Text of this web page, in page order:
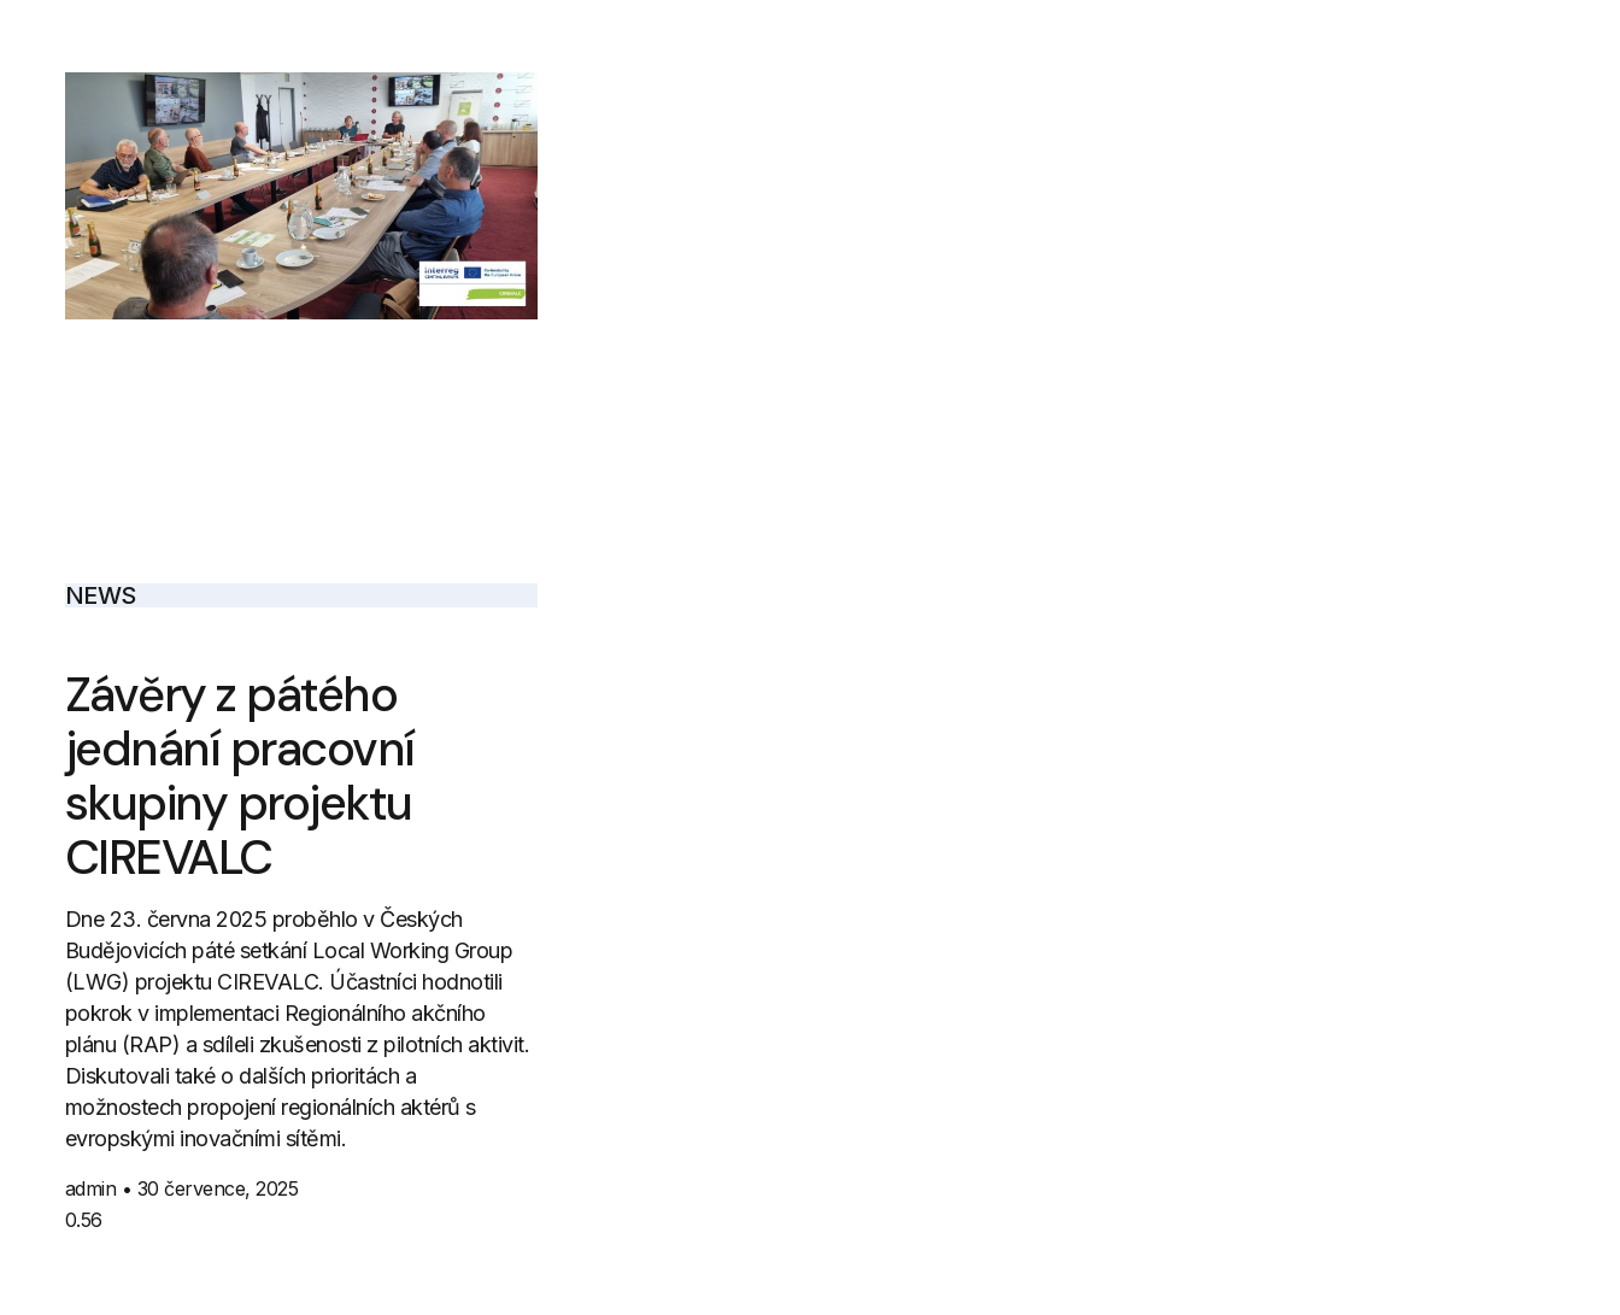
NEWS
Závěry z pátého
jednání pracovní
skupiny projektu
CIREVALC
Dne 23. června 2025 proběhlo v Českých
Budějovicích páté setkání Local Working Group
(LWG) projektu CIREVALC. Účastníci hodnotili
pokrok v implementaci Regionálního akčního
plánu (RAP) a sdíleli zkušenosti z pilotních aktivit.
Diskutovali také o dalších prioritách a
možnostech propojení regionálních aktérů s
evropskými inovačními sítěmi.
admin 30 července, 2025